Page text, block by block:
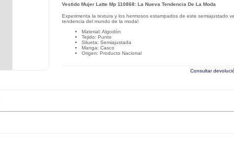
Vestido Mujer Latte Mp 110868: La Nueva Tendencia De La Moda
Experimenta la textura y los hermosos estampados de este semiajustado
tendencia del mundo de la moda!
Material: Algodón
Tejido: Punto
Silueta: Semiajustada
Manga: Casco
Origen: Producto Nacional
Consultar